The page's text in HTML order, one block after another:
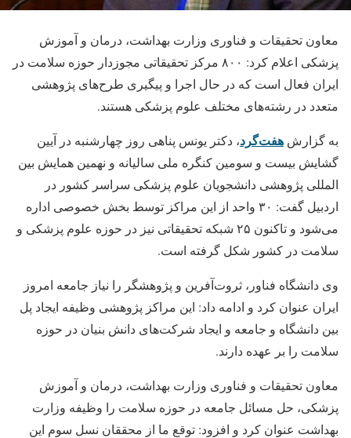
معاون تحقیقات و فناوری وزارت بهداشت، درمان و آموزش
پزشکی اعلام کرد: ۸۰۰ مرکز تحقیقاتی مجوزدار حوزه سلامت در
ایران فعال است که در حال اجرا و پیگیری طرح‌های پژوهشی
متعدد در رشته‌های مختلف علوم پزشکی هستند.
به گزارش هفت‌گرد، دکتر یونس پناهی روز چهارشنبه در آیین
گشایش بیست و سومین کنگره ملی سالیانه و نهمین همایش بین
المللی پژوهشی دانشجویان علوم پزشکی سراسر کشور در
اردبیل گفت: ۳۰ واحد از این مراکز توسط بخش خصوصی اداره
می‌شود و تاکنون ۲۵ شبکه تحقیقاتی نیز در حوزه علوم پزشکی و
سلامت در کشور شکل گرفته است.
وی دانشگاه فناور، ثروت‌آفرین و پژوهشگر را نیاز جامعه امروز
ایران عنوان کرد و ادامه داد: این مراکز پژوهشی وظیفه ایجاد پل
بین دانشگاه و جامعه و ایجاد شرکت‌های دانش بنیان در حوزه
سلامت را بر عهده دارند.
معاون تحقیقات و فناوری وزارت بهداشت، درمان و آموزش
پزشکی، حل مسائل جامعه در حوزه سلامت را وظیفه وزارت
بهداشت عنوان کرد و افزود: توقع ما از محققان نسل سوم این